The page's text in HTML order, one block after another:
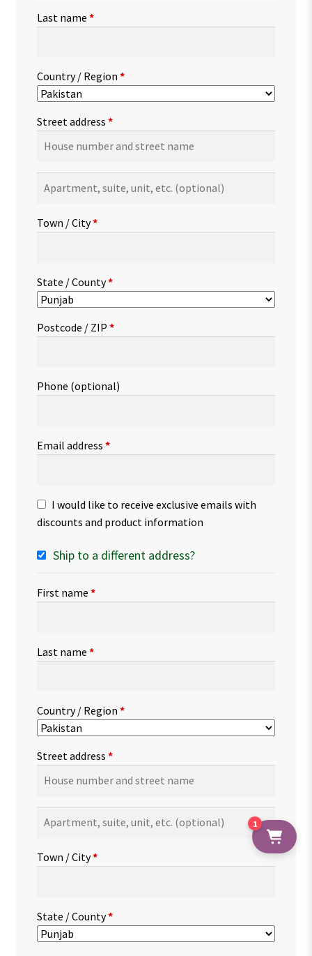
Last name *
Country / Region *
Street address *
suite,
etc.(optional)
Town / City*
State / County*
Postcode / ZIP *
Phone (optional)
Email address *
I would like to receive exclusive emails with
discounts and product information
Ship to a different address?
First name *
Last name *
Country / Region *
Street address *
suite,
etc.(optional)
Town / City*
State / County*
1